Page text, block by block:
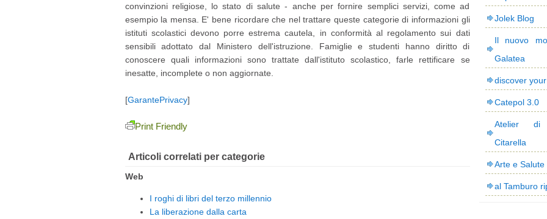
convinzioni religiose, lo stato di salute - anche per fornire semplici servizi, come ad
esempio la mensa. E' bene ricordare che nel trattare queste categorie di informazioni gli
istituti scolastici devono porre estrema cautela, in conformità al regolamento sui dati
sensibili adottato dal Ministero dell'istruzione. Famiglie e studenti hanno diritto di
conoscere quali informazioni sono trattate dall'istituto scolastico, farle rettificare se
inesatte, incomplete o non aggiornate.
[GarantePrivacy]
Print Friendly
Articoli correlati per categorie
Web
I roghi di libri del terzo millennio
La liberazione dalla carta
Jolek Blog
Il nuovo
Galatea
discover
Catepol 3.0
Atelier di
Citarella
Arte e Salute
al Tamburo